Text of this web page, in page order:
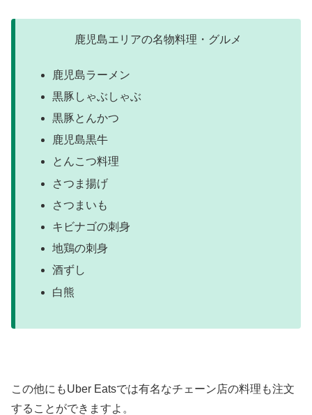
鹿児島エリアの名物料理・グルメ
鹿児島ラーメン
黒豚しゃぶしゃぶ
黒豚とんかつ
鹿児島黒牛
とんこつ料理
さつま揚げ
さつまいも
キビナゴの刺身
地鶏の刺身
酒ずし
白熊
この他にもUber Eatsでは有名なチェーン店の料理も注文
することができますよ。